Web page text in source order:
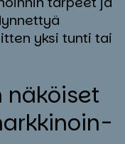
yksi tunti tai
nä­köi­set